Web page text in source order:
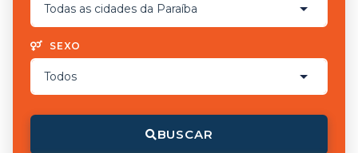
SEXO
BUSCAR